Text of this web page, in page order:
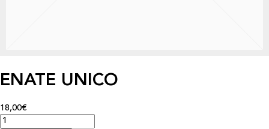
ENATE UNICO
18,00€